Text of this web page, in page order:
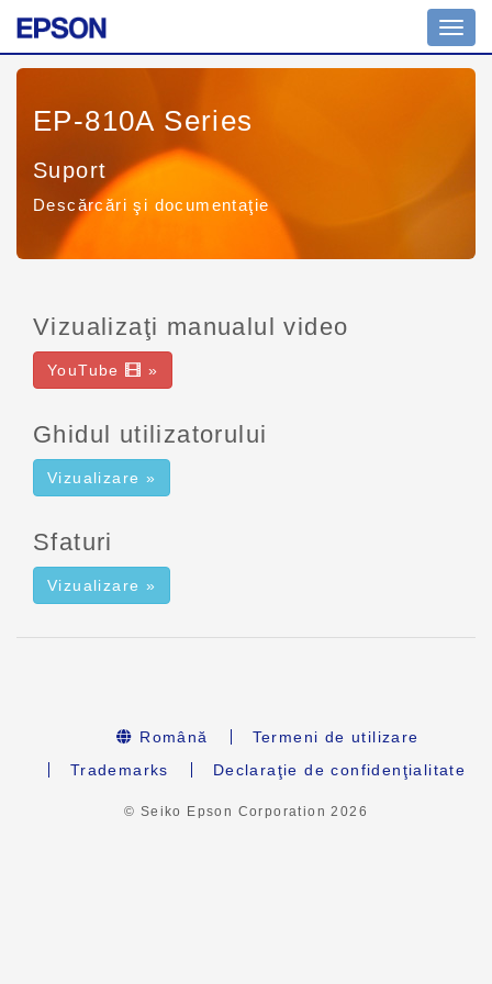
EP-810A Series
Suport
Descărcări şi documentaţie
Vizualizaţi manualul video
YouTube »
Ghidul utilizatorului
Vizualizare »
Sfaturi
Vizualizare »
Română
Termeni de utilizare
Trademarks
Declaraţie de confidenţialitate
© Seiko Epson Corporation2026